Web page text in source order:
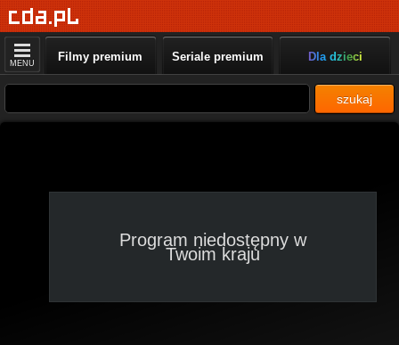
MENU Filmy premium Seriale premium Dla dzieci
szukaj
Program niedostępny w
Twoim kraju